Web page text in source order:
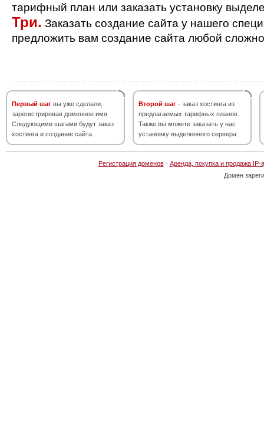
тарифный план или заказать установку
Три. Заказать создание сайта у нашего
предложить вам создание сайта любой
Первый шаг вы уже сделали,
зарегистрировав доменное имя.
Следующими шагами будут заказ
хостинга и создание сайта.
Второй шаг - заказ хостинга из
предлагаемых тарифных планов.
Также вы можете заказать у нас
установку выделенного сервера.
Регистрация доменов· Аренда, покупка и продажа IP-
Домен